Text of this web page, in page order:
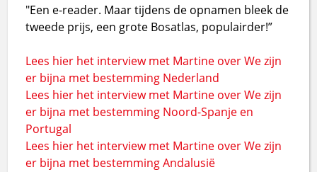
"Een e-reader. Maar tijdens de opnamen bleek de
tweede prijs, een grote Bosatlas, populairder!”
Lees hier het interview met Martine over We zijn
er bijna met bestemming Nederland
Lees hier het interview met Martine over We zijn
er bijna met bestemming Noord-Spanje en
Portugal
Lees hier het interview met Martine over We zijn
er bijna met bestemming Andalusië